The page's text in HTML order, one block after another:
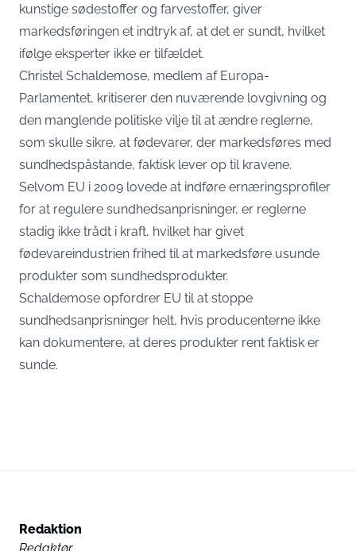
kunstige sødestoffer og farvestoffer, giver
markedsføringen et indtryk af, at det er sundt, hvilket
ifølge eksperter ikke er tilfældet.
Christel Schaldemose, medlem af Europa-
Parlamentet, kritiserer den nuværende lovgivning og
den manglende politiske vilje til at ændre reglerne,
som skulle sikre, at fødevarer, der markedsføres med
sundhedspåstande, faktisk lever op til kravene.
Selvom EU i 2009 lovede at indføre ernæringsprofiler
for at regulere sundhedsanprisninger, er reglerne
stadig ikke trådt i kraft, hvilket har givet
fødevareindustrien frihed til at markedsføre usunde
produkter som sundhedsprodukter.
Schaldemose opfordrer EU til at stoppe
sundhedsanprisninger helt, hvis producenterne ikke
kan dokumentere, at deres produkter rent faktisk er
sunde.
Redaktion